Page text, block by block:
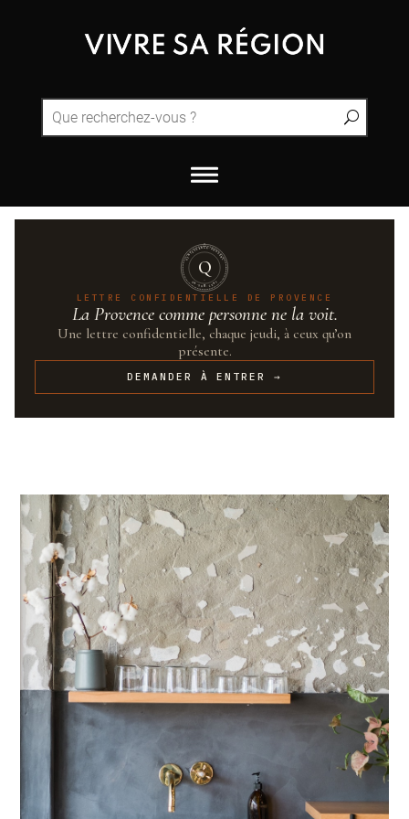
QUINTESSENCE·PROVENCE
UN·SUR·CENT
Q
LETTRE CONFIDENTIELLE DE PROVENCE
La Provence comme personne ne la voit.
Une lettre confidentielle, chaque jeudi, à ceux qu’on
présente.
DEMANDER À ENTRER →